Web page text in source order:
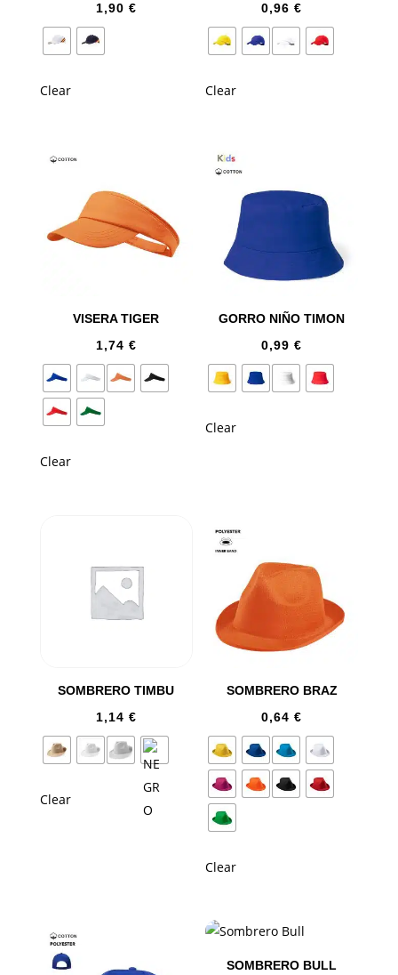
1,90 €
Clear
0,96€
Clear
VISERA TIGER
1,74 €
Clear
GORRO NIÑO TIMON
0,99€
Clear
SOMBRERO TIMBU
1,14 €
Clear
SOMBRERO BRAZ
0,64€
Clear
SOMBRERO BULL